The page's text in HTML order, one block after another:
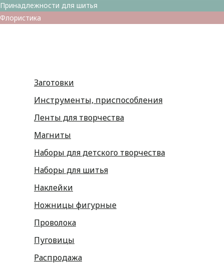
Принадлежности для шитья
Флористика
Заготовки
Инструменты, приспособления
Ленты для творчества
Магниты
Наборы для детского творчества
Наборы для шитья
Наклейки
Ножницы фигурные
Проволока
Пуговицы
Распродажа